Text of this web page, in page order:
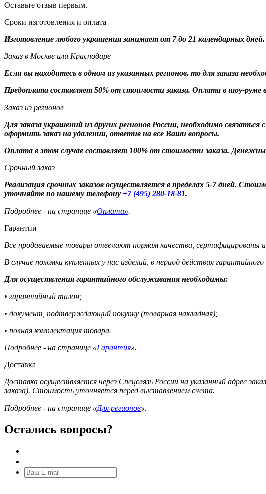
Оставьте отзыв первым.
Сроки изготовления и оплата
Изготовление любого украшения занимает от 7 до 21 календарных дней.
Заказ в Москве или Краснодаре
Если вы находитесь в одном из указанных регионов, то для заказа
Предоплата составляет 50% от стоимости заказа. Оплата в шоу-
Заказ из регионов
Для заказа украшений из других регионов России, необходимо
оформить заказ на удалении, ответив на все Ваши вопросы.
Оплата в этом случае составляет 100% от стоимости заказа.
Срочный заказ
Реализация срочных заказов осуществляется в пределах 5-7 дней.
уточняйте по нашему телефону +7 (495) 280-18-81.
Подробнее - на странице «Оплата».
Гарантии
Все продаваемые товары отвечают нормам качества, сертифицированы
В случае поломки купленных у нас изделий, в период действия
Для осуществления гарантийного обслуживания необходимы:
• гарантийный талон;
• документ, подтверждающий покупку (товарная накладная);
• полная комплектация товара.
Подробнее - на странице «Гарантия».
Доставка
Доставка осуществляется через Спецсвязь России на указанный адрес
заказа). Стоимость уточняется перед выставлением счета.
Подробнее - на странице «Для регионов».
Остались вопросы?